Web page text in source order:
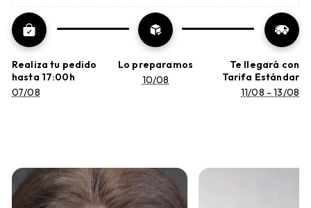
Realiza tu pedido
hasta 17:00h
07/08
Lo preparamos
10/08
Te llegará con
Tarifa Estándar
11/08 - 13/08